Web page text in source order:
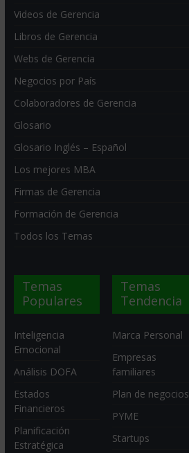
Videos de Gerencia
Libros de Gerencia
Webs de Gerencia
Negocios por País
Colaboradores de Gerencia
Glosario
Glosario Inglés – Español
Los mejores MBA
Firmas de Gerencia
Formación de Gerencia
Todos los Temas
Temas
Populares
Inteligencia
Emocional
Análisis DOFA
Estados
Financieros
Planificación
Estratégica
Temas
Tendencia
Marca Personal
Empresas
familiares
Plan de negocios
PYME
Startups